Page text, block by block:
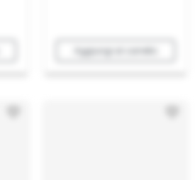
Aggiungi al carrello